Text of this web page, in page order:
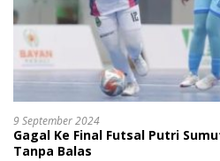
9 September 2024
Gagal Ke Final Futsal Putri
Tanpa Balas